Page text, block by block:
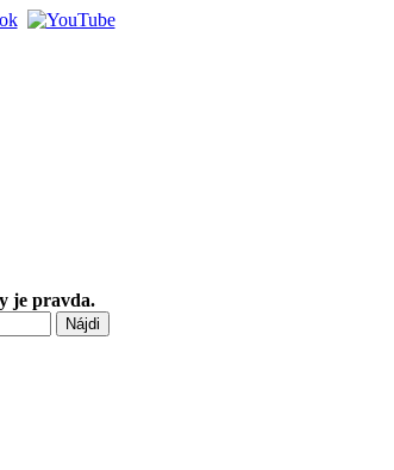
je pravda.